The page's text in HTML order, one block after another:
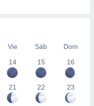
Vie Sáb
Dom
14 15 16
21 22 23